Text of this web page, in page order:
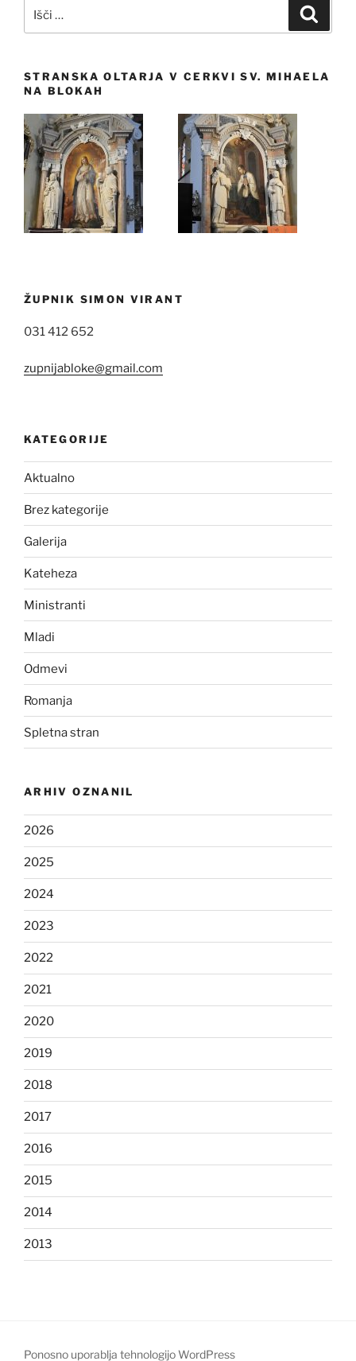
STRANSKA OLTARJA V CERKVI SV. MIHAELA
NA BLOKAH
ŽUPNIK SIMON VIRANT
031 412 652
zupnijabloke@gmail.com
KATEGORIJE
Aktualno
Brez kategorije
Galerija
Kateheza
Ministranti
Mladi
Odmevi
Romanja
Spletna stran
ARHIV OZNANIL
2026
2025
2024
2023
2022
2021
2020
2019
2018
2017
2016
2015
2014
2013
Ponosno uporablja tehnologijo WordPress